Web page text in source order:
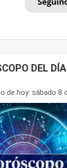
DEL DÍA
de hoy: sábado 8